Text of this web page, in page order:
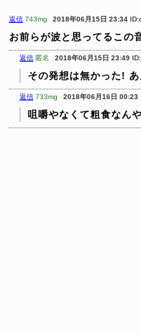
返信 743mg 2018年06月15日 23:34
お前らが波と思ってるこの
返信 匿名 2018年06月15日 23:49
その発想は無かった!
返信 733mg 2018年06月16日 00:23
咀嚼やなくて粗食なん